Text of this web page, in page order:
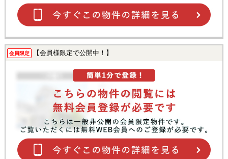
会員限定 【会員様限定で公開中！】